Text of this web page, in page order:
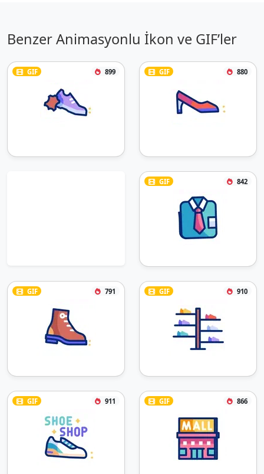
Benzer Animasyonlu İkon ve GIF’ler
GIF 899 GIF 880
GIF 842
GIF 791 GIF 910
GIF 911 GIF 866